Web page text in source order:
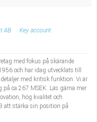
Medicinsk
AB
Key account
med fokus på skärande
och har idag utvecklats till
med kritisk funktion. Vi är
ca 267 MSEK. Läs gärna mer
hög kvalitet och
att stärka sin position på